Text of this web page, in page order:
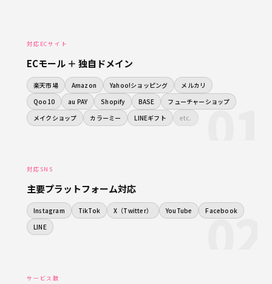
対応ECサイト
ECモール ＋ 独自ドメイン
楽天市場 Amazon Yahoo!ショッピング
メルカリ
Qoo10
au PAY Shopify BASE
フューチャーショップ
メイクショップ
カラーミー LINEギフト etc. 01
対応SNS
主要プラットフォーム対応
Instagram TikTok X（Twitter） YouTube
Facebook
LINE
02
サービス数